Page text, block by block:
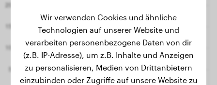
Wir verwenden Cookies und ähnliche
Technologien auf unserer Website und
verarbeiten personenbezogene Daten von dir
(z.B. IP-Adresse), um z.B. Inhalte und Anzeigen
zu personalisieren, Medien von Drittanbietern
einzubinden oder Zugriffe auf unsere Website zu